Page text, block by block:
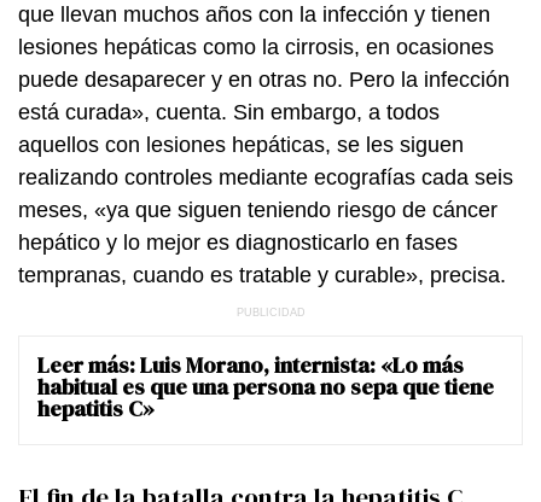
que llevan muchos años con la infección y tienen
lesiones hepáticas como la cirrosis, en ocasiones
puede desaparecer y en otras no. Pero la infección
está curada», cuenta. Sin embargo, a todos
aquellos con lesiones hepáticas, se les siguen
realizando controles mediante ecografías cada seis
meses, «ya que siguen teniendo riesgo de cáncer
hepático y lo mejor es diagnosticarlo en fases
tempranas, cuando es tratable y curable», precisa.
Leer más:Luis Morano, internista: «Lo más
habitual es que una persona no sepa que tiene
hepatitis C»